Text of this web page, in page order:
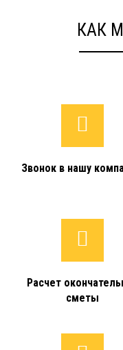
КАК
Звонок в нашу
Расчет
сметы